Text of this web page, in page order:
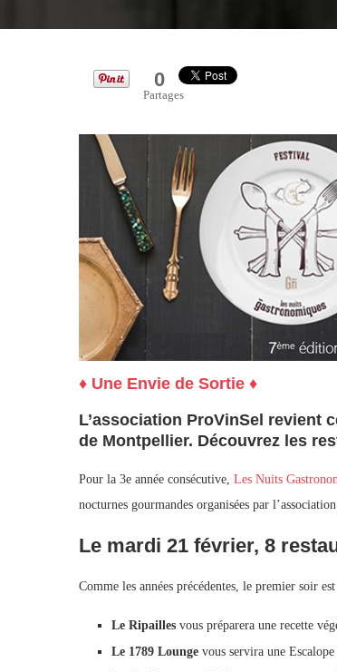
0
Partages
♦ Une Envie de Sortie ♦
L’association ProVinSel revient
de Montpellier. Découvrez les
Pour la 3e année consécutive, Les Nuits
nocturnes gourmandes organisées par
Le mardi 21 février, 8
Comme les années précédentes, le premier soir
Le Ripailles vous préparera une recette
Le 1789 Lounge vous servira une